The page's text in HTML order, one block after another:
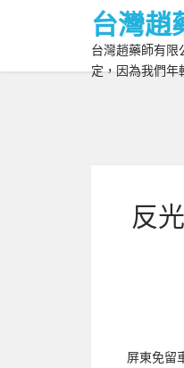
台灣趙
台灣趙藥師有
定，因為我們年
反
屏東免留